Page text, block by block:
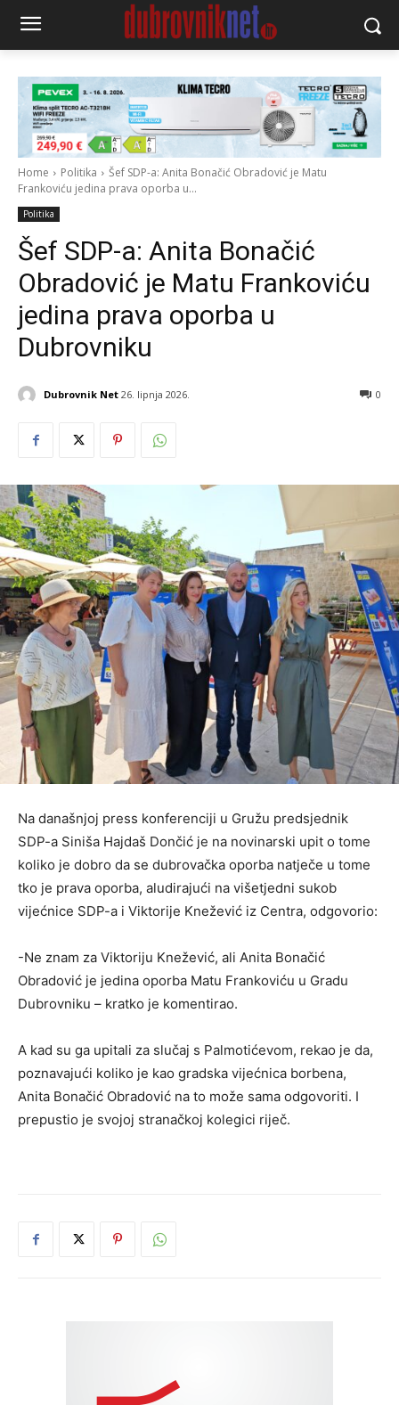
Home Politika
Šef SDP-a: Anita Bonačić Obradović je Matu
Frankoviću jedina prava oporba u...
Politika
Šef SDP-a: Anita Bonačić
Obradović je Matu Frankoviću
jedina prava oporba u
Dubrovniku
Dubrovnik Net 26. lipnja 2026. 0
Na današnjoj press konferenciji u Gružu predsjednik
SDP-a Siniša Hajdaš Dončić je na novinarski upit o tome
koliko je dobro da se dubrovačka oporba natječe u tome
tko je prava oporba, aludirajući na višetjedni sukob
vijećnice SDP-a i Viktorije Knežević iz Centra, odgovorio:
-Ne znam za Viktoriju Knežević, ali Anita Bonačić
Obradović je jedina oporba Matu Frankoviću u Gradu
Dubrovniku – kratko je komentirao.
A kad su ga upitali za slučaj s Palmotićevom, rekao je da,
poznavajući koliko je kao gradska vijećnica borbena,
Anita Bonačić Obradović na to može sama odgovoriti. I
prepustio je svojoj stranačkoj kolegici riječ.